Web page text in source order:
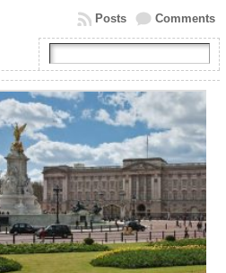
Comments
Posts